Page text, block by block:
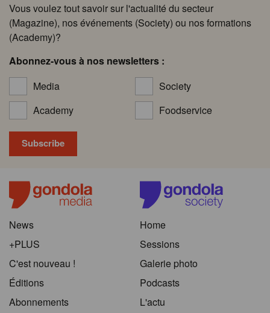
Vous voulez tout savoir sur l'actualité du secteur
(Magazine), nos événements (Society) ou nos formations
(Academy)?
Abonnez-vous à nos newsletters :
Media
Society
Academy
Foodservice
News
+PLUS
C'est nouveau !
Éditions
Abonnements
Home
Sessions
Galerie photo
Podcasts
L'actu